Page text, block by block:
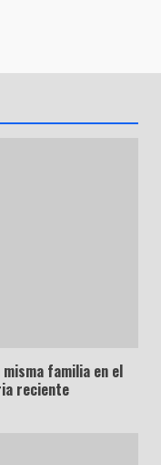
misma familia en el
reciente